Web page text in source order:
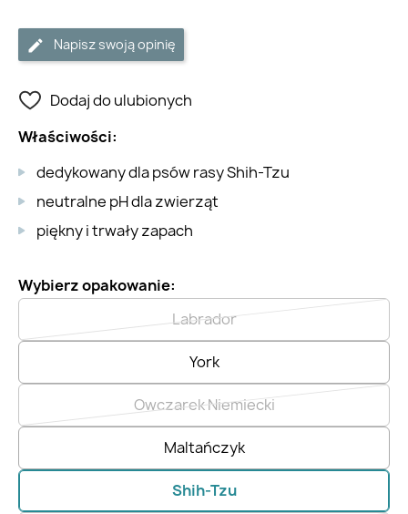
Napisz swoją opinię
Dodaj do ulubionych
Właściwości:
dedykowany dla psów rasy Shih-Tzu
neutralne pH dla zwierząt
piękny i trwały zapach
Wybierz opakowanie:
Labrador
York
Owczarek Niemiecki
Maltańczyk
Shih-Tzu